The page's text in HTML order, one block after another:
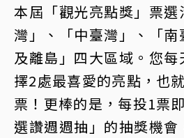
本屆「觀光亮點獎」票
灣」、「中臺灣」、「
及離島」四大區域。您
擇2處最喜愛的亮點，也
票！更棒的是，每投1票
選讚週週抽」的抽獎機會